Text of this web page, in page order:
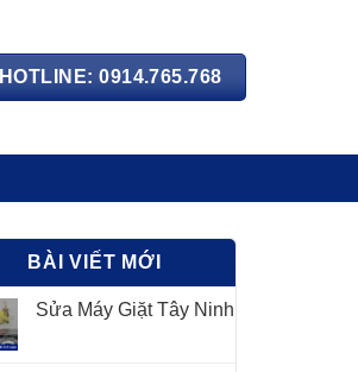
HOTLINE: 0914.765.768
BÀI VIẾT MỚI
Sửa Máy Giặt Tây Ninh